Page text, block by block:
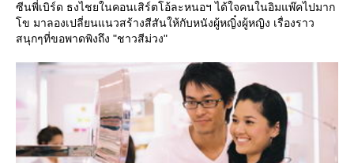
ซีนพี่เบิร์ด ธงไชยในคอนเสิร์ตโอ้ละหนอฯ ได้ใจคนในอิมแพ๊คไปมาก
ข มาลองเปลี่ยนแนวสร้างสีสันให้กับหนังผู้หญิ๋งผู้หญิง เรื่องราว
สนุกๆที่ขอพาดพิงถึง "ชาวสีม่วง"